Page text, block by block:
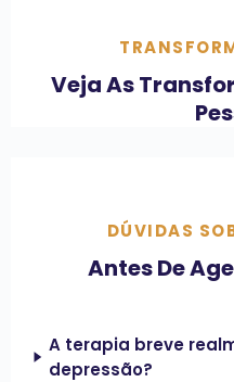
Veja As
DÚVIDAS
Antes De
A terapia breve
depressão?